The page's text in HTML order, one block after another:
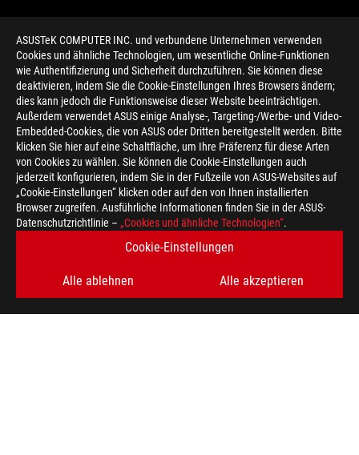
ASUSTeK COMPUTER INC. und verbundene Unternehmen verwenden
Cookies und ähnliche Technologien, um wesentliche Online-Funktionen
wie Authentifizierung und Sicherheit durchzuführen. Sie können diese
deaktivieren, indem Sie die Cookie-Einstellungen Ihres Browsers ändern;
dies kann jedoch die Funktionsweise dieser Website beeinträchtigen.
Außerdem verwendet ASUS einige Analyse-, Targeting-/Werbe- und Video-
Embedded-Cookies, die von ASUS oder Dritten bereitgestellt werden. Bitte
klicken Sie hier auf eine Schaltfläche, um Ihre Präferenz für diese Arten
von Cookies zu wählen. Sie können die Cookie-Einstellungen auch
jederzeit konfigurieren, indem Sie in der Fußzeile von ASUS-Websites auf
„Cookie-Einstellungen“ klicken oder auf den von Ihnen installierten
Browser zugreifen. Ausführliche Informationen finden Sie in der ASUS-
Datenschutzrichtlinie – „Cookies und ähnliche Technologien“.
Cookie-Einstellungen
Alle ablehnen Alle akzeptieren
> GAMING ARTICLES > GUIDES
ERHALTEN SIE DIE NEUESTEN ANGEBOTE UND MEHR